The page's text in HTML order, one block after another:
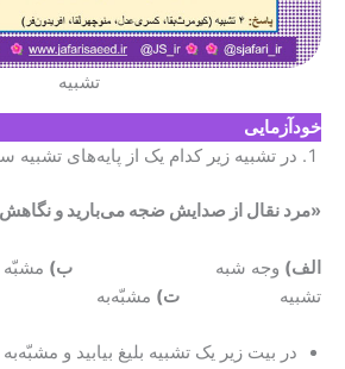
تشبیه
خودآزمایی
در تشبیه زیر کدام یک از پایه‌های
«مرد نقال از صدایش ضجه می‌بارید و
الف) وجه شبه ب)
تشبیه ت) مشبّه‌به
در بیت زیر یک تشبیه بلیغ بیابید و مشبّه‌به